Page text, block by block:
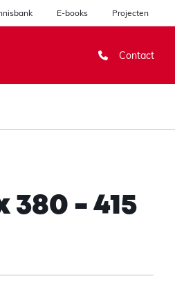
E-books Projecten
Contact
380 - 415